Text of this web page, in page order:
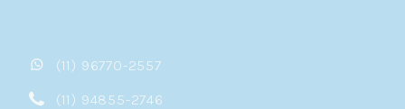
(11) 96770-2557
(11) 94855-2746